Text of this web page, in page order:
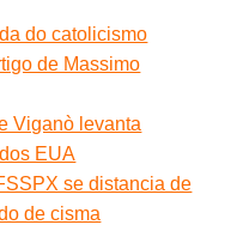
do catolicismo
de Massimo
Viganò levanta
EUA
se distancia de
de cisma